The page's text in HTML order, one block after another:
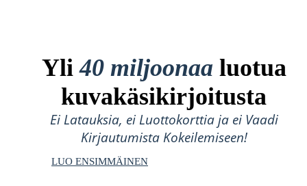
Yli40 miljoonaa luotua
kuvakäsikirjoitusta
Ei Latauksia, ei Luottokorttia ja ei Vaadi
Kirjautumista Kokeilemiseen!
LUO ENSIMMÄINEN